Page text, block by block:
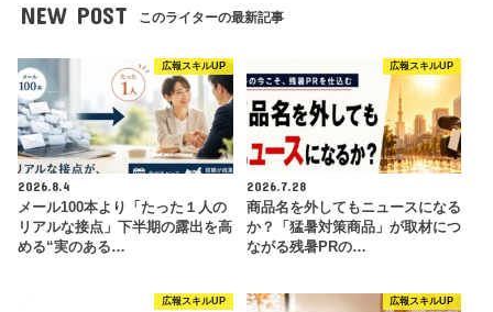
NEW POST このライターの最新記事
広報スキルUP
2026.8.4
メール100本より「たった１人の
リアルな接点」下半期の露出を高
める“実のある…
広報スキルUP
2026.7.28
商品名を外してもニュースになる
か？「猛暑対策商品」が取材につ
ながる残暑PRの…
広報スキルUP 広報スキルUP